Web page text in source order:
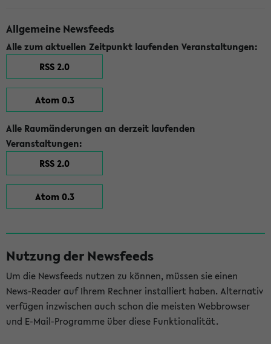
Allgemeine Newsfeeds
Alle zum aktuellen Zeitpunkt laufenden Veranstaltungen:
RSS 2.0
Atom 0.3
Alle Raumänderungen an derzeit laufenden
Veranstaltungen:
RSS 2.0
Atom 0.3
Nutzung der Newsfeeds
Um die Newsfeeds nutzen zu können, müssen sie einen
News-Reader auf Ihrem Rechner installiert haben. Alternativ
verfügen inzwischen auch schon die meisten Webbrowser
und E-Mail-Programme über diese Funktionalität.